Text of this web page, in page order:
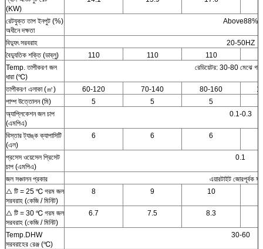
(KW)
রেটযুক্ত তাপ ইনপুট (%)
অধীনে দক্ষতা
Above88%
বিদ্যুৎ সরবরাহ
20-50HZ
বৈদ্যুতিক শক্তি (ডাব্লু)
110 110
110
Temp. তাপীকরণ জল
ধারা (℃)
রেডিয়েটর: 30-80 মেঝে
তাপীকরণ এলাকা (㎡) 60-120 70-140 80-160
পাম্প উত্তোলন (মি)
5 5
5
অ্যাপ্লিকেশন জল চাপ
(এমপিএ)
0.1-0.3
বিস্তার ট্যাঙ্ক ক্যাপাসিটি
(এল)
6 6 6
প্রসেস ওয়েসেল প্রিসেট
চাপ (এমপিএ)
0.1
জল সঞ্চালন প্রকার
এয়ারটাইট জোরপূর্বক
△ টি = 25 ℃ গরম জল
সরবরাহ (কেজি / মিনিট)
8 9 10
△ টি = 30 ℃ গরম জল
সরবরাহ (কেজি / মিনিট)
6.7 7.5 8.3
Temp.DHW
সরবরাহের রেঞ্জ (℃)
30-60